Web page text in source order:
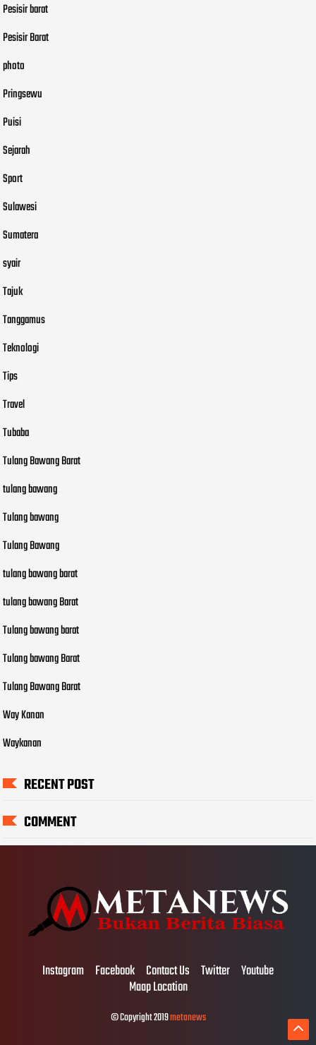
Pesisir barat
Pesisir Barat
photo
Pringsewu
Puisi
Sejarah
Sport
Sulawesi
Sumatera
syair
Tajuk
Tanggamus
Teknologi
Tips
Travel
Tubaba
Tulang Bawang Barat
tulang bawang
Tulang bawang
Tulang Bawang
tulang bawang barat
tulang bawang Barat
Tulang bawang barat
Tulang bawang Barat
Tulang Bawang Barat
Way Kanan
Waykanan
RECENT POST
COMMENT
Instagram Facebook Contact Us Twitter Youtube
Maap Location
© Copyright 2019metanews